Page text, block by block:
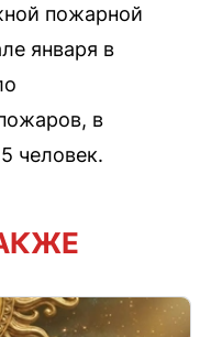
пожарной
января в
в
человек.